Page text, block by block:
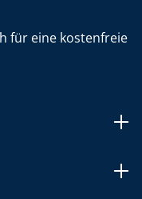
für eine kostenfreie